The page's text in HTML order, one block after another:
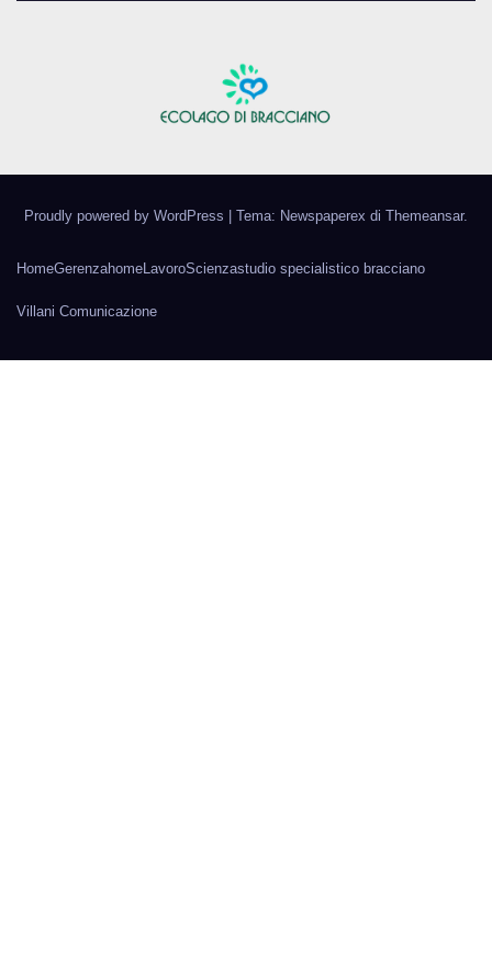
Proudly powered by WordPress Tema: Newspaperex di Themeansar.
HomeGerenzahomeLavoroScienzastudio specialistico bracciano
Villani Comunicazione